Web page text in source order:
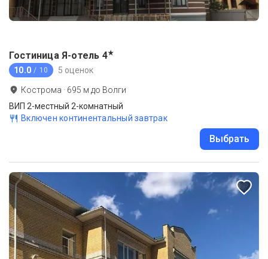
Гостиница Я-отель 4★
10.0 / 10 5 оценок
Кострома · 695 м до Волги
ВИП 2-местный 2-комнатный
Включен континентальный завтрак
Выбрать